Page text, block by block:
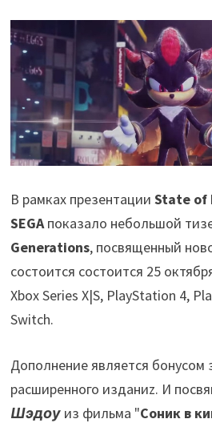
В рамках презентации State of
SEGAпоказало небольшой
Generations, посвященный
состоится состоится 25
Xbox Series X|S, PlayStation 4,
Switch.
Дополнение является бонусом
расширенного изданиz. И
Шэдоуиз фильма "Соник в